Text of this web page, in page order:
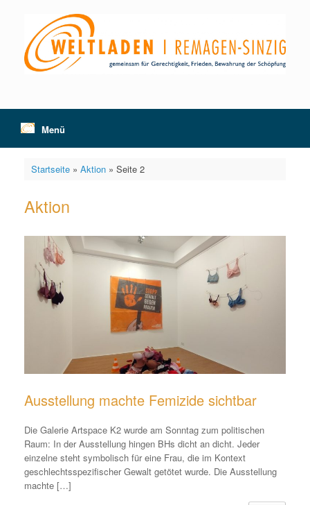
Menü
Startseite» Aktion» Seite 2
Aktion
Ausstellung machte Femizide sichtbar
Die Galerie Artspace K2 wurde am Sonntag zum politischen
Raum: In der Ausstellung hingen BHs dicht an dicht. Jeder
einzelne steht symbolisch für eine Frau, die im Kontext
geschlechtsspezifischer Gewalt getötet wurde. Die Ausstellung
machte […]